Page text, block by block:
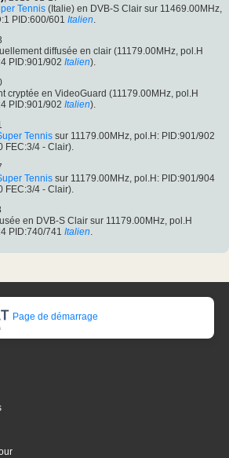
Tennis (Italie) en DVB-S Clair sur 11469.00MHz,
PID:600/601 Italien.
diffusée en clair (11179.00MHz, pol.H
PID:901/902 Italien).
cryptée en VideoGuard (11179.00MHz, pol.H
PID:901/902 Italien).
Tennis sur 11179.00MHz, pol.H: PID:901/902
FEC:3/4 - Clair).
Tennis sur 11179.00MHz, pol.H: PID:901/904
FEC:3/4 - Clair).
en DVB-S Clair sur 11179.00MHz, pol.H
PID:740/741 Italien.
Page de démarrage